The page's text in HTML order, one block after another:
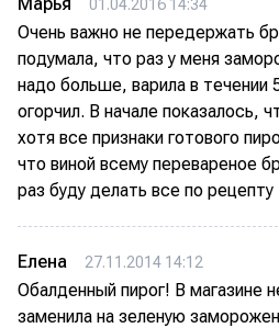
01.04.2016 14:34
Очень важно не передержать
подумала, что раз у меня
надо больше, варила в течении
огорчил. В начале показалось,
хотя все признаки готового
что виной всему перевареное
раз буду делать все по рецепту
Елена 27.11.2014 14:12
Обалденный пирог! В магазине
заменила на зеленую